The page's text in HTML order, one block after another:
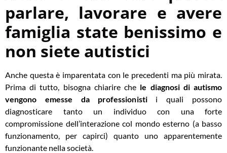
parlare, lavorare e avere
famiglia state benissimo e
non siete autistici
Anche questa è imparentata con le precedenti ma più mirata.
Prima di tutto, bisogna chiarire che le diagnosi di autismo
vengono emesse da professionistii quali possono
diagnosticare tanto un individuo con una forte
compromissione dell’interazione col mondo esterno (a basso
funzionamento, per capirci) quanto uno apparentemente
funzionante nella società.